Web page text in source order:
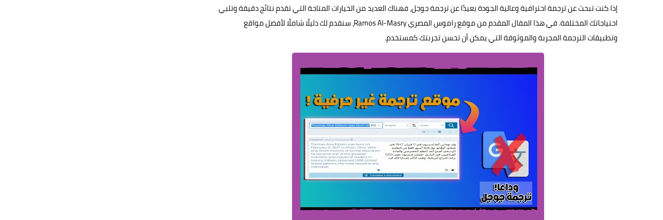
إذا كنت تبحث عن ترجمة احترافية وعالية الجودة بعيدًا عن ترجمة جوجل، فهناك العديد من الخيارات المتاحة التي تقدم نتائج دقيقة وتلبي
احتياجاتك المختلفة. في هذا المقال المقدم من موقع راموس المصري Ramos Al-Masry، سنقدم لك دليلًا شاملًا لأفضل مواقع
وتطبيقات الترجمة المجربة والموثوقة التي يمكن أن تحسن تجربتك كمستخدم.